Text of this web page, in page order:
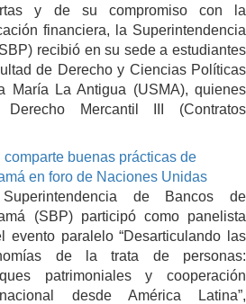
y de su compromiso con la
financiera, la Superintendencia
recibió en su sede a estudiantes
de Derecho y Ciencias Políticas
María La Antigua (USMA), quienes
Mercantil III (Contratos
comparte buenas prácticas de
en foro de Naciones Unidas
de Bancos de
(SBP) participó como panelista
evento paralelo “Desarticulando las
de la trata de personas:
patrimoniales y cooperación
desde América Latina”,